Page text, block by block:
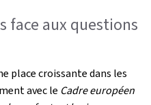
face aux questions
place croissante dans les
avec le Cadre européen